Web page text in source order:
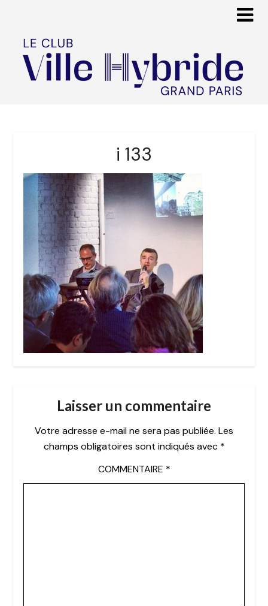
i 133
Laisser un commentaire
Votre adresse e-mail ne sera pas publiée. Les
champs obligatoires sont indiqués avec *
COMMENTAIRE *